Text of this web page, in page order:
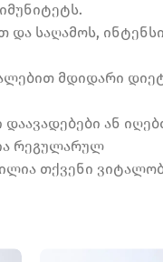
საღამოს,
მდიდარი
ან
რეგულარულ
თქვენი